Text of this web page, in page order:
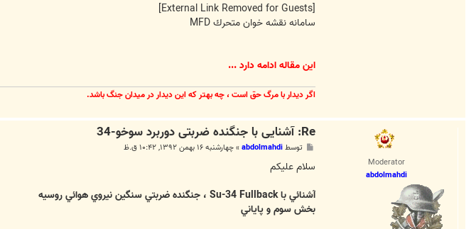
[External Link Removed for Guests]
سامانه نقشه خوان متحرك MFD
اين مقاله ادامه دارد ...
اگر ديدار با مرگ حق است ، چه بهتر كه اين ديدار در ميدان جنگ باشد.
Moderator
abdolmahdi
Re: آشنایی با جنگنده ضربتی دوربرد سوخو-34
ت
توسطabdolmahdi
»چهارشنبه ۱۶ بهمن ۱۳۹۲, ۱۰:۴۲ ق.ظ
سلام عليكم
آشنائي با Su-34 Fullback ، جنگنده ضربتي سنگين نيروي هوائي روسيه
بخش سوم و پاياني